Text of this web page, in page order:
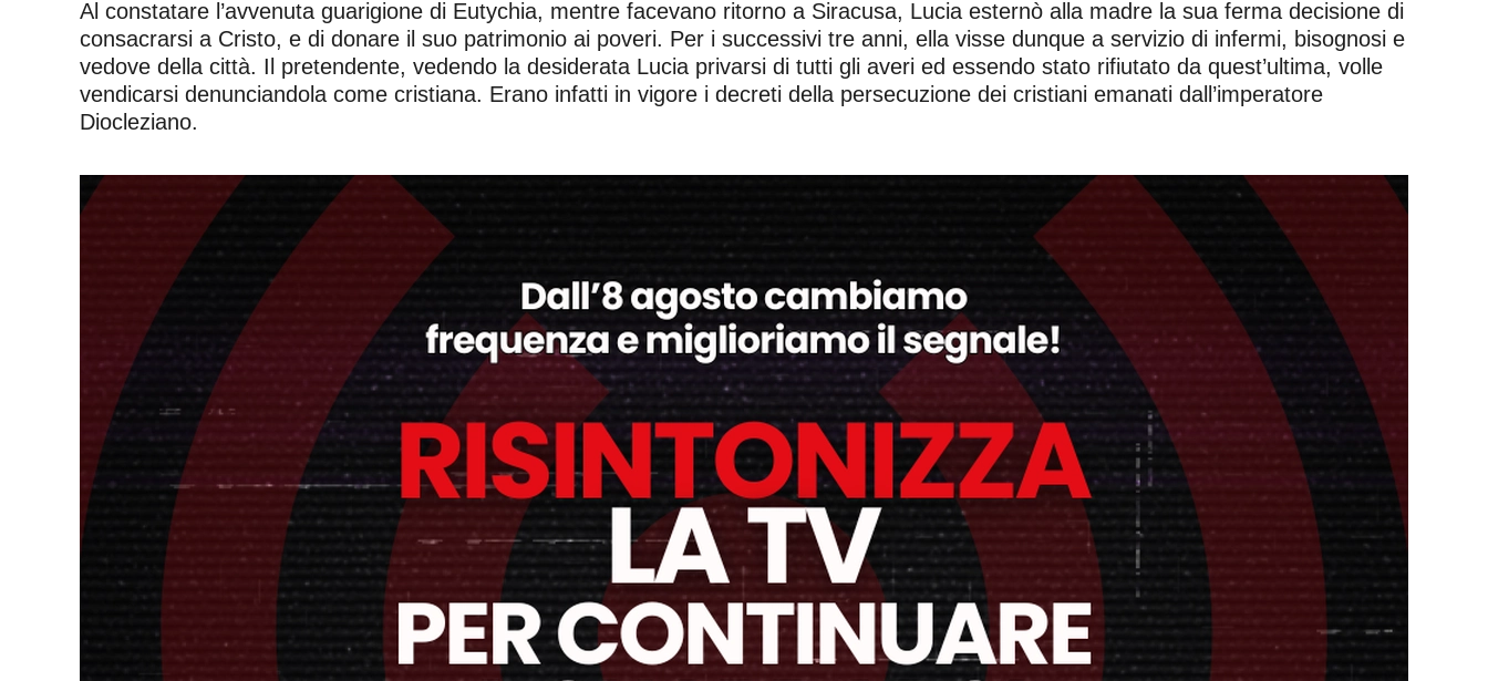
Al constatare l’avvenuta guarigione di Eutychia, mentre facevano ritorno a Siracusa, Lucia esternò alla madre la sua ferma decisione di
consacrarsi a Cristo, e di donare il suo patrimonio ai poveri. Per i successivi tre anni, ella visse dunque a servizio di infermi, bisognosi e
vedove della città. Il pretendente, vedendo la desiderata Lucia privarsi di tutti gli averi ed essendo stato rifiutato da quest’ultima, volle
vendicarsi denunciandola come cristiana. Erano infatti in vigore i decreti della persecuzione dei cristiani emanati dall’imperatore
Diocleziano.